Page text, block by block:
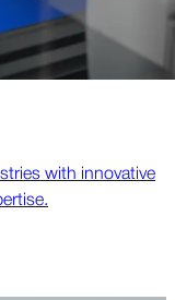
with innovative